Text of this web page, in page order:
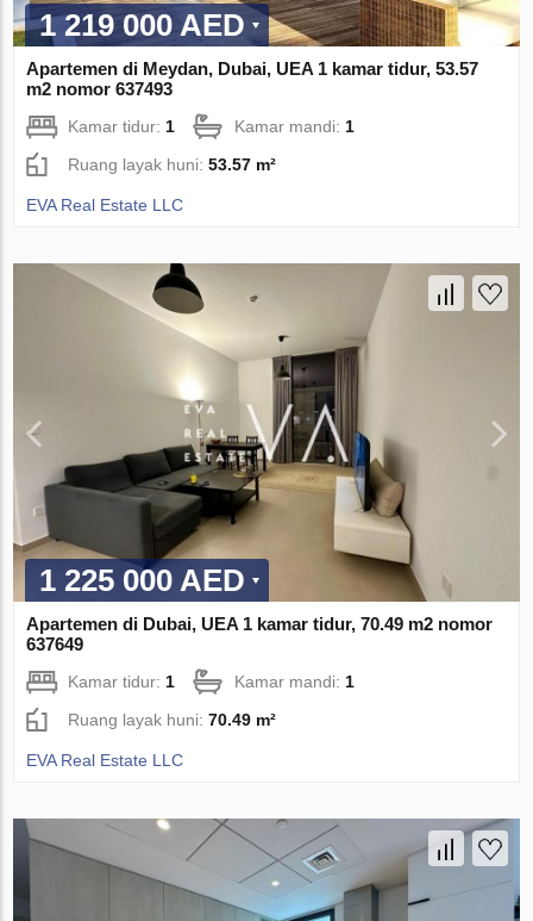
1 219 000 AED
Apartemen di Meydan, Dubai, UEA 1 kamar tidur, 53.57
m2 nomor 637493
Kamar tidur: 1 Kamar mandi: 1
Ruang layak huni:53.57 m²
EVA Real Estate LLC
1 225 000 AED
Apartemen di Dubai, UEA 1 kamar tidur, 70.49 m2 nomor
637649
Kamar tidur: 1 Kamar mandi: 1
Ruang layak huni:70.49 m²
EVA Real Estate LLC